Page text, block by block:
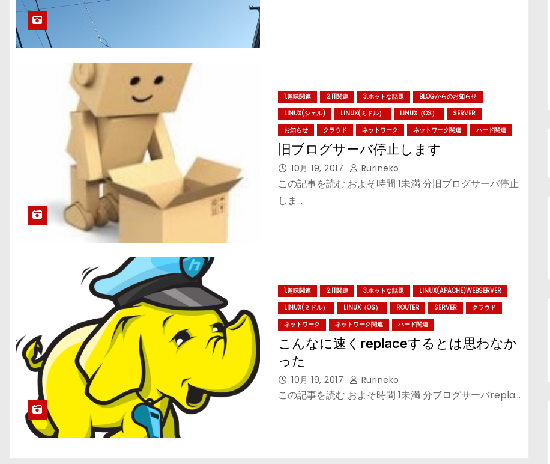
1.趣味関連 2.IT関連 3.ホットな話題
BLOGからのお知らせ
LINUX(シェル)
LINUX(ミドル） LINUX（OS）
SERVER
お知らせ
クラウド ネットワーク ネットワーク関連 ハード関連
旧ブログサーバ停止します
10月 19, 2017 Rurineko
この記事を読む およそ時間 1未満 分旧ブログサーバ停止
しま…
1.趣味関連 2.IT関連 3.ホットな話題
LINUX(APACHE)WEBSERVER
LINUX(ミドル）
LINUX（OS） ROUTER SERVER
クラウド
ネットワーク
ネットワーク関連 ハード関連
こんなに速くreplaceするとは思わなか
った
10月 19, 2017 Rurineko
この記事を読む およそ時間 1未満 分ブログサーバrepla…